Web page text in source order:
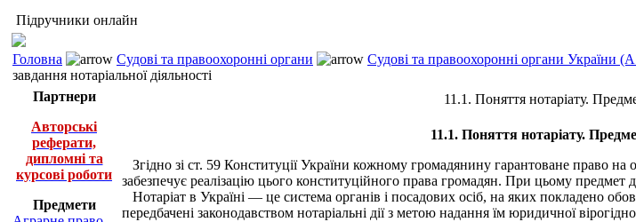
Підручники онлайн
Головна Судові та правоохоронні органи Судові та правоохоронні органи
завдання нотаріальної діяльності
Партнери
Авторські
реферати,
дипломні та
курсові роботи
Предмети
11.1. Поняття нотаріату.
11.1. Поняття нотаріату.
Згідно зі ст. 59 Конституції України кожному громадянину гарантоване право
забезпечує реалізацію цього конституційного права громадян. При цьому
Нотаріат в Україні — це система органів і посадових осіб, на яких покладено
передбачені законодавством нотаріальні дії з метою надання їм юридичної